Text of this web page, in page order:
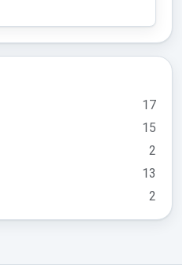
17
15
2
13
2